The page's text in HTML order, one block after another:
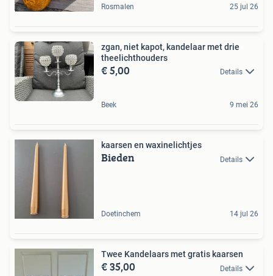
Rosmalen 25 jul 26
zgan, niet kapot, kandelaar met drie
theelichthouders
€ 5,00 Details
Beek 9 mei 26
kaarsen en waxinelichtjes
Bieden Details
Doetinchem 14 jul 26
Twee Kandelaars met gratis kaarsen
€ 35,00 Details